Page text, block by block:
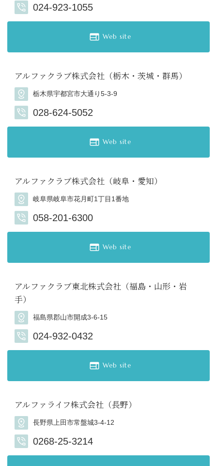
024-923-1055
Web site
アルファクラブ株式会社（栃木・茨城・群馬）
栃木県宇都宮市大通り5-3-9
028-624-5052
Web site
アルファクラブ株式会社（岐阜・愛知）
岐阜県岐阜市花月町1丁目1番地
058-201-6300
Web site
アルファクラブ東北株式会社（福島・山形・岩
手）
福島県郡山市開成3-6-15
024-932-0432
Web site
アルファライフ株式会社（長野）
長野県上田市常盤城3-4-12
0268-25-3214